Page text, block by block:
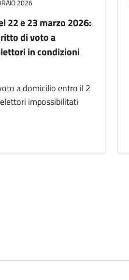
2026
22 e 23 marzo 2026:
di voto a
in condizioni
a domicilio entro il 2
impossibilitati